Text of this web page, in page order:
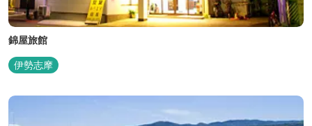
錦屋旅館
伊勢志摩